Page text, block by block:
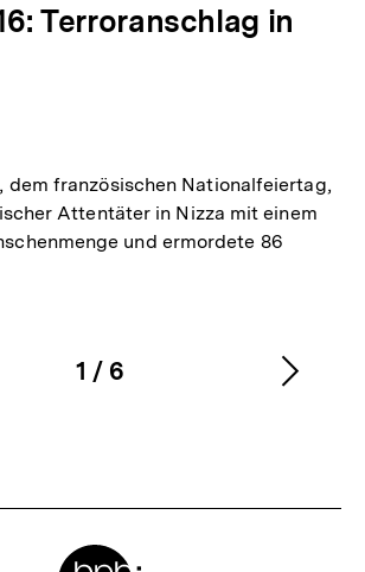
Terroranschlag in
dem französischen Nationalfeiertag,
Attentäter in Nizza mit einem
und ermordete 86
Karussellinhalt
1
von
/ 6